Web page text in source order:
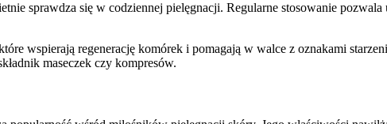
sprawdza się w codziennej pielęgnacji. Regularne stosowanie
wspierają regenerację komórek i pomagają w walce z oznakami
maseczek czy kompresów.